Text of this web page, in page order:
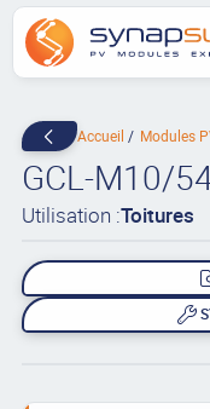
Accueil Modules
GCL-M10/
Utilisation :Toitures